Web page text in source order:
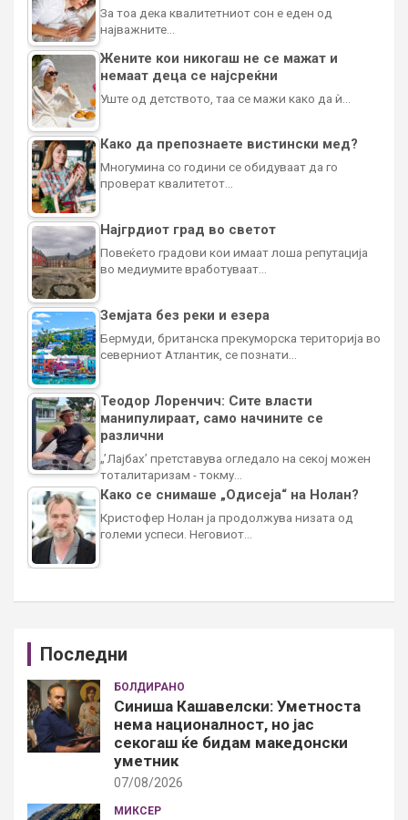
За тоа дека квалитетниот сон е еден од
најважните…
Жените кои никогаш не се мажат и
немаат деца се најсреќни
Уште од детството, таа се мажи како да ѝ…
Како да препознаете вистински мед?
Многумина со години се обидуваат да го
проверат квалитетот…
Најгрдиот град во светот
Повеќето градови кои имаат лоша репутација
во медиумите вработуваат…
Земјата без реки и езера
Бермуди, британска прекуморска територија во
северниот Атлантик, се познати…
Теодор Лоренчич: Сите власти
манипулираат, само начините се
различни
„’Лајбах’ претставува огледало на секој можен
тоталитаризам - токму…
Како се снимаше „Одисеја“ на Нолан?
Кристофер Нолан ја продолжува низата од
големи успеси. Неговиот…
Последни
БОЛДИРАНО
Синиша Кашавелски: Уметноста
нема националност, но јас
секогаш ќе бидам македонски
уметник
07/08/2026
МИКСЕР